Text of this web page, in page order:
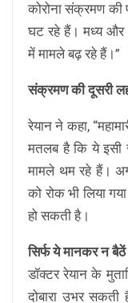
कोरोना संक्रमण
घट रहे हैं। मध्य और
में मामले बढ़ रहे हैं।”
संक्रमण की दूसरी
रेयान ने कहा,
मतलब है कि ये इसी
मामले थम रहे हैं।
को रोक भी लिया
हो सकती है।
सिर्फ ये मानकर न
डॉक्टर रेयान के
दोबारा उभर